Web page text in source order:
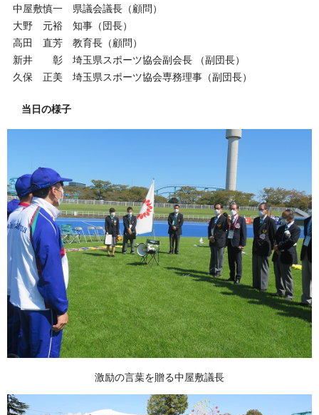
中屋敷慎一 県議会議長（顧問）
大野 元裕 知事（団長）
高田 直芳 教育長（顧問）
新井 彰 埼玉県スポーツ協会副会長 （副団長）
久保 正美 埼玉県スポーツ協会専務理事（副団長）
当日の様子
激励の言葉を贈る中屋敷議長